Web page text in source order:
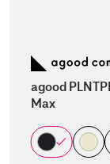
agood
Max